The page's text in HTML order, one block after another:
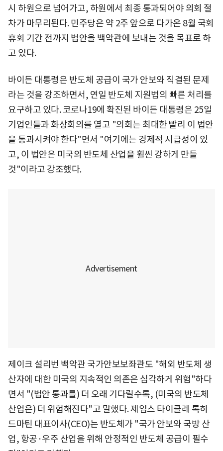
시 하원으로 넘어가고, 하원에서 최종 통과되어야 의회 절
차가 마무리된다. 민주당은 약 2주 앞으로 다가온 8월 국회
휴회 기간 전까지 법안을 백악관에 보내는 것을 목표로 하
고 있다.
바이든 대통령은 반도체 공급이 국가 안보와 직결된 문제
라는 것을 강조하면서, 연일 반도체 지원법의 빠른 처리를
요구하고 있다. 코로나19에 확진된 바이든 대통령은 25일
기업인들과 화상회의를 열고 "의회는 최대한 빨리 이 법안
을 통과시켜야 한다"면서 "여기에는 경제적 시급성이 있
고, 이 법안은 미국의 반도체 산업을 훨씬 강하게 만들
것"이라고 강조했다.
제이크 설리번 백악관 국가안보보좌관도 "해외 반도체 생
산자에 대한 미국의 지속적인 의존은 심각하게 위험"하다
면서 "(법안 통과를) 더 오래 기다릴수록, (미국의 반도체
산업은) 더 위험해진다"고 말했다. 제임스 타이클레 록히
드마틴 대표이사(CEO)는 반도체가 "국가 안보와 국방 산
업, 항공·우주 산업을 위해 안정적인 반도체 공급이 필수